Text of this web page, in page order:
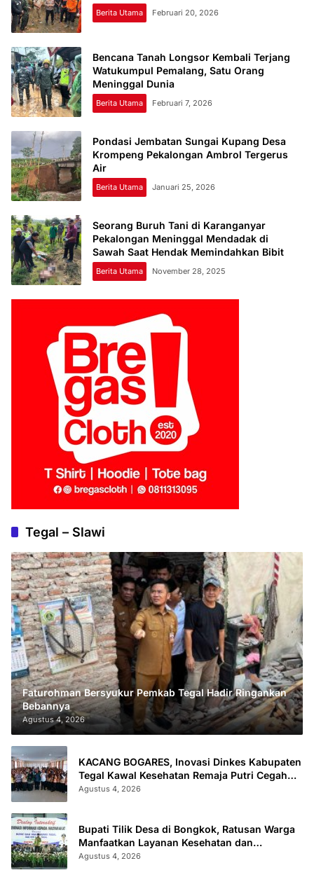
Berita Utama Februari 20, 2026
Bencana Tanah Longsor Kembali Terjang
Watukumpul Pemalang, Satu Orang
Meninggal Dunia
Berita Utama Februari 7, 2026
Pondasi Jembatan Sungai Kupang Desa
Krompeng Pekalongan Ambrol Tergerus
Air
Berita Utama Januari 25, 2026
Seorang Buruh Tani di Karanganyar
Pekalongan Meninggal Mendadak di
Sawah Saat Hendak Memindahkan Bibit
Berita Utama November 28, 2025
Tegal – Slawi
Faturohman Bersyukur Pemkab Tegal Hadir Ringankan
Bebannya
Agustus 4, 2026
KACANG BOGARES, Inovasi Dinkes Kabupaten
Tegal Kawal Kesehatan Remaja Putri Cegah
Stunting
Agustus 4, 2026
Bupati Tilik Desa di Bongkok, Ratusan Warga
Manfaatkan Layanan Kesehatan dan
Administrasi
Agustus 4, 2026